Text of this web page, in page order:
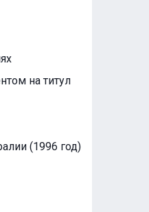
на титул
(1996 год)